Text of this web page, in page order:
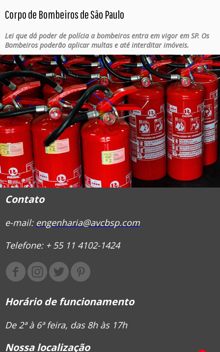
Corpo de Bombeiros de São Paulo
Lei que dá poder de polícia a bombeiros entra em vigor em SP. Os
Bombeiros poderão aplicar multas e até interditar imóveis.
Contato
e-mail: engenharia@avcbsp.com
Telefone: + 55 11 4102-1424
Horário de funcionamento
De 2ª à 6ª feira, das 8h às 17h
Nossa localização